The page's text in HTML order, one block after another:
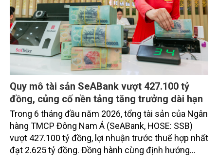
Quy mô tài sản SeABank vượt 427.100 tỷ
đồng, củng cố nền tảng tăng trưởng dài hạn
Trong 6 tháng đầu năm 2026, tổng tài sản của Ngân
hàng TMCP Đông Nam Á (SeABank, HOSE: SSB)
vượt 427.100 tỷ đồng, lợi nhuận trước thuế hợp nhất
đạt 2.625 tỷ đồng. Đồng hành cùng định hướng